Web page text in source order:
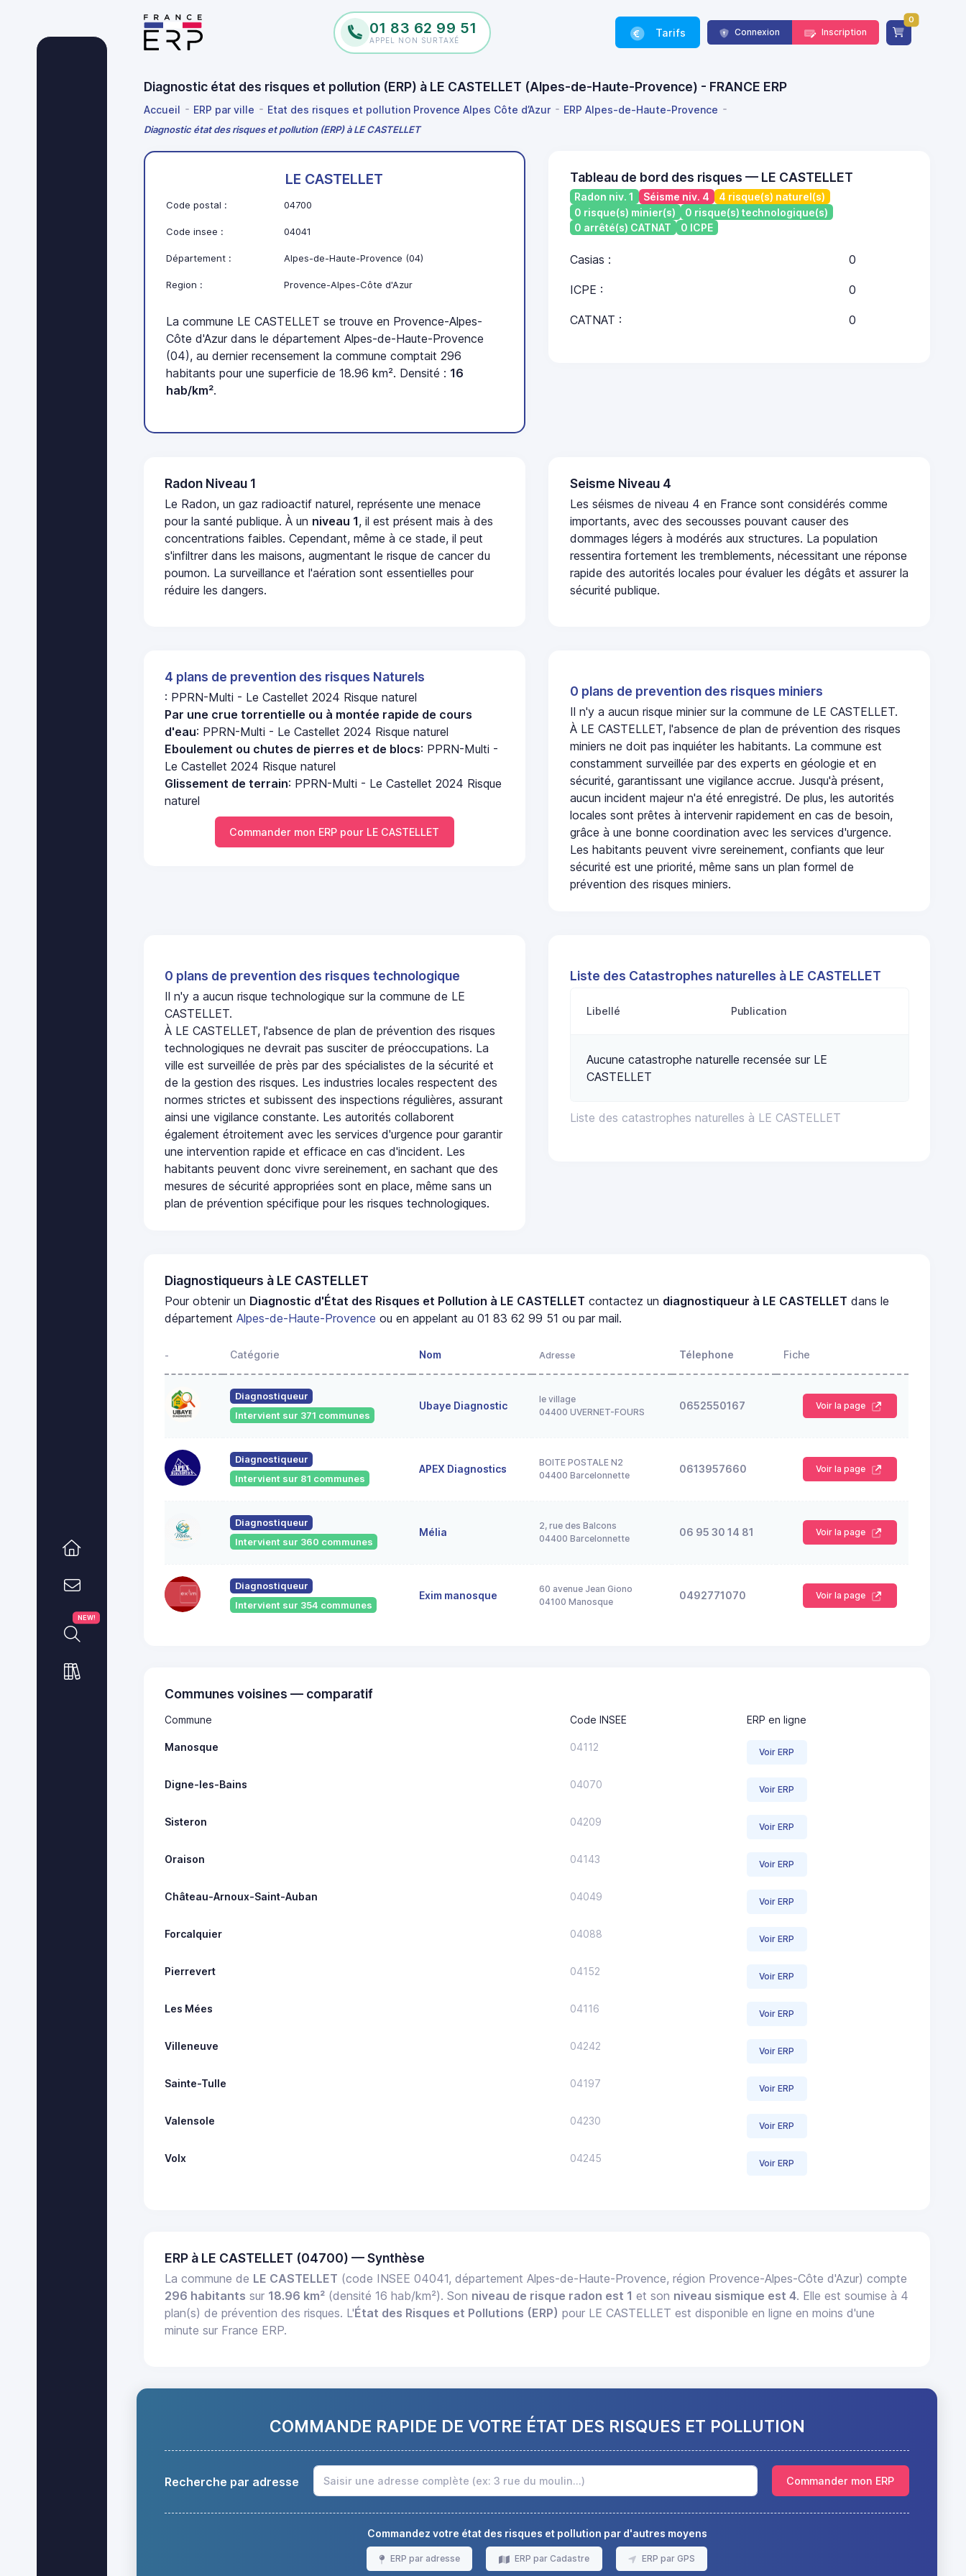
01 83 62 99 51
APPEL NON SURTAXÉ
Tarifs Connexion Inscription
0
Diagnostic état des risques et pollution (ERP) à LE CASTELLET (Alpes-de-Haute-Provence) - FRANCE ERP
Accueil ERP par ville Etat des risques et pollution Provence Alpes Côte d’Azur ERP Alpes-de-Haute-Provence
Diagnostic état des risques et pollution (ERP) à LE CASTELLET
NEW!
LE CASTELLET
Code postal : 04700
Code insee : 04041
Département : Alpes-de-Haute-Provence (04)
Region : Provence-Alpes-Côte d'Azur
La commune LE CASTELLET se trouve en Provence-Alpes-
Côte d'Azur dans le département Alpes-de-Haute-Provence
(04), au dernier recensement la commune comptait 296
habitants pour une superficie de 18.96 km². Densité : 16
hab/km².
Tableau de bord des risques — LE CASTELLET
Radon niv. 1 Séisme niv. 4
4 risque(s) naturel(s)
0 risque(s) minier(s)
0 risque(s) technologique(s)
0 arrêté(s) CATNAT
0 ICPE
Casias : 0
ICPE : 0
CATNAT : 0
Radon Niveau 1
Le Radon, un gaz radioactif naturel, représente une menace
pour la santé publique. À un niveau 1, il est présent mais à des
concentrations faibles. Cependant, même à ce stade, il peut
s'infiltrer dans les maisons, augmentant le risque de cancer du
poumon. La surveillance et l'aération sont essentielles pour
réduire les dangers.
Seisme Niveau 4
Les séismes de niveau 4 en France sont considérés comme
importants, avec des secousses pouvant causer des
dommages légers à modérés aux structures. La population
ressentira fortement les tremblements, nécessitant une réponse
rapide des autorités locales pour évaluer les dégâts et assurer la
sécurité publique.
4 plans de prevention des risques Naturels
: PPRN-Multi - Le Castellet 2024 Risque naturel
Par une crue torrentielle ou à montée rapide de cours
d'eau: PPRN-Multi - Le Castellet 2024 Risque naturel
Eboulement ou chutes de pierres et de blocs: PPRN-Multi -
Le Castellet 2024 Risque naturel
Glissement de terrain: PPRN-Multi - Le Castellet 2024 Risque
naturel
Commander mon ERP pour LE CASTELLET
0 plans de prevention des risques miniers
Il n'y a aucun risque minier sur la commune de LE CASTELLET.
À LE CASTELLET, l'absence de plan de prévention des risques
miniers ne doit pas inquiéter les habitants. La commune est
constamment surveillée par des experts en géologie et en
sécurité, garantissant une vigilance accrue. Jusqu'à présent,
aucun incident majeur n'a été enregistré. De plus, les autorités
locales sont prêtes à intervenir rapidement en cas de besoin,
grâce à une bonne coordination avec les services d'urgence.
Les habitants peuvent vivre sereinement, confiants que leur
sécurité est une priorité, même sans un plan formel de
prévention des risques miniers.
0 plans de prevention des risques technologique
Il n'y a aucun risque technologique sur la commune de LE
CASTELLET.
À LE CASTELLET, l'absence de plan de prévention des risques
technologiques ne devrait pas susciter de préoccupations. La
ville est surveillée de près par des spécialistes de la sécurité et
de la gestion des risques. Les industries locales respectent des
normes strictes et subissent des inspections régulières, assurant
ainsi une vigilance constante. Les autorités collaborent
également étroitement avec les services d'urgence pour garantir
une intervention rapide et efficace en cas d'incident. Les
habitants peuvent donc vivre sereinement, en sachant que des
mesures de sécurité appropriées sont en place, même sans un
plan de prévention spécifique pour les risques technologiques.
Liste des Catastrophes naturelles à LE CASTELLET
Liste des catastrophes naturelles à LE CASTELLET
Libellé Publication
Aucune catastrophe naturelle recensée sur LE
CASTELLET
Diagnostiqueurs à LE CASTELLET
Pour obtenir un Diagnostic d'État des Risques et Pollution à LE CASTELLET contactez un diagnostiqueur à LE CASTELLET dans le
départementAlpes-de-Haute-Provence ou en appelant au 01 83 62 99 51 ou par mail.
- Catégorie Nom Adresse Télephone Fiche
Diagnostiqueur
Intervient sur 371 communes
Ubaye Diagnostic
le village
04400 UVERNET-FOURS
0652550167 Voir la page
Diagnostiqueur
Intervient sur 81 communes
APEX Diagnostics
BOITE POSTALE N2
04400 Barcelonnette
0613957660 Voir la page
Diagnostiqueur
Intervient sur 360 communes
Mélia
2, rue des Balcons
04400 Barcelonnette
06 95 30 14 81 Voir la page
Diagnostiqueur
Intervient sur 354 communes
Exim manosque
60 avenue Jean Giono
04100 Manosque
0492771070 Voir la page
Communes voisines — comparatif
Commune Code INSEE ERP en ligne
Manosque 04112 Voir ERP
Digne-les-Bains 04070 Voir ERP
Sisteron 04209 Voir ERP
Oraison 04143 Voir ERP
Château-Arnoux-Saint-Auban 04049 Voir ERP
Forcalquier 04088 Voir ERP
Pierrevert 04152 Voir ERP
Les Mées 04116 Voir ERP
Villeneuve 04242 Voir ERP
Sainte-Tulle 04197 Voir ERP
Valensole 04230 Voir ERP
Volx 04245 Voir ERP
ERP à LE CASTELLET (04700) — Synthèse
La commune de LE CASTELLET (code INSEE 04041, département Alpes-de-Haute-Provence, région Provence-Alpes-Côte d'Azur) compte
296 habitants sur 18.96 km² (densité 16 hab/km²). Son niveau de risque radon est 1 et son niveau sismique est 4. Elle est soumise à 4
plan(s) de prévention des risques. L'État des Risques et Pollutions (ERP) pour LE CASTELLET est disponible en ligne en moins d'une
minute sur France ERP.
COMMANDE RAPIDE DE VOTRE ÉTAT DES RISQUES ET POLLUTION
Recherche par adresse Commander mon ERP
Commandez votre état des risques et pollution par d'autres moyens
ERP par adresse ERP par Cadastre ERP par GPS